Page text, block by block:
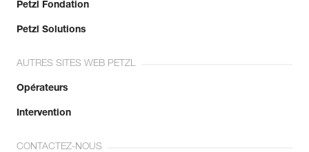
Petzl Fondation
Petzl Solutions
AUTRES SITES WEB PETZL
Opérateurs
Intervention
CONTACTEZ-NOUS